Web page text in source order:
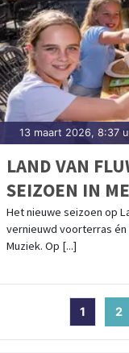
13 maart 2026, 8:37
LAND VAN
SEIZOEN IN
VOORTERRAS
Het nieuwe seizoen op
vernieuwd voorterras én
Muziek. Op [...]
1 2